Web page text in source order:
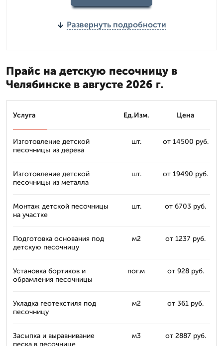
Развернуть подробности
Прайс на детскую песочницу в
Челябинске в августе 2026 г.
Услуга Ед.Изм. Цена
Изготовление детской
песочницы из дерева
шт. от 14500 руб.
Изготовление детской
песочницы из металла
шт. от 19490 руб.
Монтаж детской песочницы
на участке
шт. от 6703 руб.
Подготовка основания под
детскую песочницу
м2 от 1237 руб.
Установка бортиков и
обрамления песочницы
пог.м от 928 руб.
Укладка геотекстиля под
песочницу
м2 от 361 руб.
Засыпка и выравнивание
песка в песочнице
м3 от 2887 руб.